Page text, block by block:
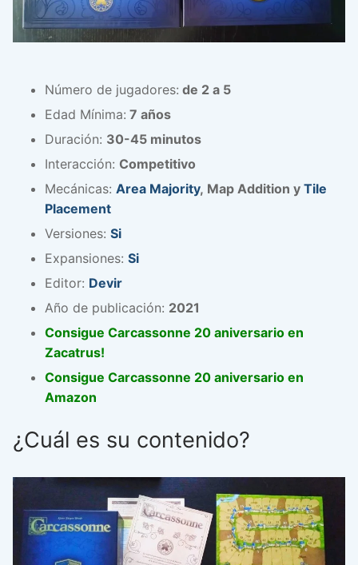
Número de jugadores: de 2 a 5
Edad Mínima: 7 años
Duración: 30-45 minutos
Interacción: Competitivo
Mecánicas: Area Majority, Map Addition y Tile
Placement
Versiones: Si
Expansiones: Si
Editor: Devir
Año de publicación: 2021
Consigue Carcassonne 20 aniversario en
Zacatrus!
Consigue Carcassonne 20 aniversario en
Amazon
¿Cuál es su contenido?